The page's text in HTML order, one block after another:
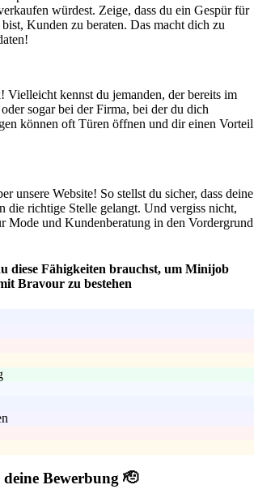
würdest. Zeige, dass du ein Gespür für
Kunden zu beraten. Das macht dich zu
Vielleicht kennst du jemanden, der bereits im
sogar bei der Firma, bei der du dich
können oft Türen öffnen und dir einen Vorteil
unsere Website! So stellst du sicher, dass deine
die richtige Stelle gelangt. Und vergiss nicht,
Mode und Kundenberatung in den Vordergrund
diese Fähigkeiten brauchst, um Minijob
Bravour zu bestehen
Bewerbung 🫡